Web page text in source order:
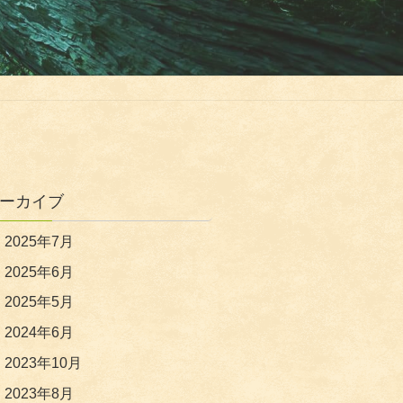
カイブ
2025年7月
2025年6月
2025年5月
2024年6月
2023年10月
2023年8月